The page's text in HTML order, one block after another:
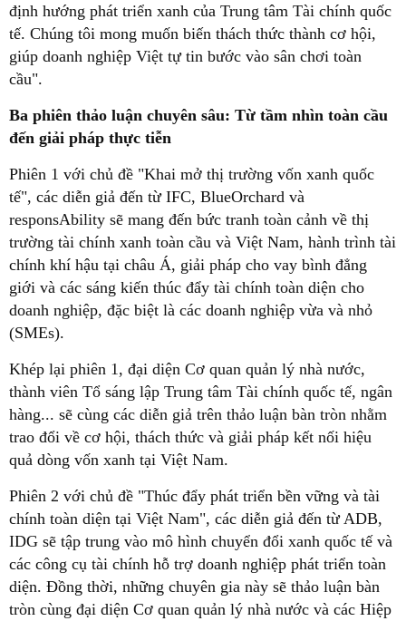
định hướng phát triển xanh của Trung tâm Tài chính quốc
tế. Chúng tôi mong muốn biến thách thức thành cơ hội,
giúp doanh nghiệp Việt tự tin bước vào sân chơi toàn
cầu".
Ba phiên thảo luận chuyên sâu: Từ tầm nhìn toàn cầu
đến giải pháp thực tiễn
Phiên 1 với chủ đề "Khai mở thị trường vốn xanh quốc
tế", các diễn giả đến từ IFC, BlueOrchard và
responsAbility sẽ mang đến bức tranh toàn cảnh về thị
trường tài chính xanh toàn cầu và Việt Nam, hành trình tài
chính khí hậu tại châu Á, giải pháp cho vay bình đẳng
giới và các sáng kiến thúc đẩy tài chính toàn diện cho
doanh nghiệp, đặc biệt là các doanh nghiệp vừa và nhỏ
(SMEs).
Khép lại phiên 1, đại diện Cơ quan quản lý nhà nước,
thành viên Tổ sáng lập Trung tâm Tài chính quốc tế, ngân
hàng... sẽ cùng các diễn giả trên thảo luận bàn tròn nhằm
trao đổi về cơ hội, thách thức và giải pháp kết nối hiệu
quả dòng vốn xanh tại Việt Nam.
Phiên 2 với chủ đề "Thúc đẩy phát triển bền vững và tài
chính toàn diện tại Việt Nam", các diễn giả đến từ ADB,
IDG sẽ tập trung vào mô hình chuyển đổi xanh quốc tế và
các công cụ tài chính hỗ trợ doanh nghiệp phát triển toàn
diện. Đồng thời, những chuyên gia này sẽ thảo luận bàn
tròn cùng đại diện Cơ quan quản lý nhà nước và các Hiệp